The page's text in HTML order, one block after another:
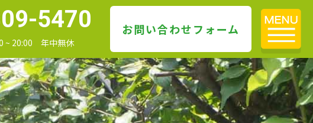
5470
~ 20:00 年中無休
お問い合わせフォーム